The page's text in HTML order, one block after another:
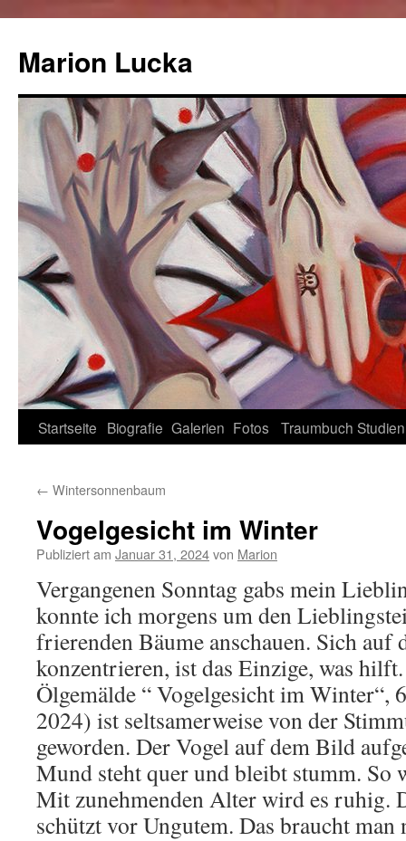
Marion Lucka
Zum
springen
Startseite Biografie Galerien Fotos Traumbuch Studien
← Wintersonnenbaum
Vogelgesicht im Winter
Publiziert am Januar 31, 2024von Marion
Vergangenen Sonntag gabs mein
konnte ich morgens um den
frierenden Bäume anschauen. Sich auf
konzentrieren, ist das Einzige, was
Ölgemälde “ Vogelgesicht im Winter“,
2024) ist seltsamerweise von der
geworden. Der Vogel auf dem Bild
Mund steht quer und bleibt stumm. So
Mit zunehmenden Alter wird es ruhig.
schützt vor Ungutem. Das braucht man